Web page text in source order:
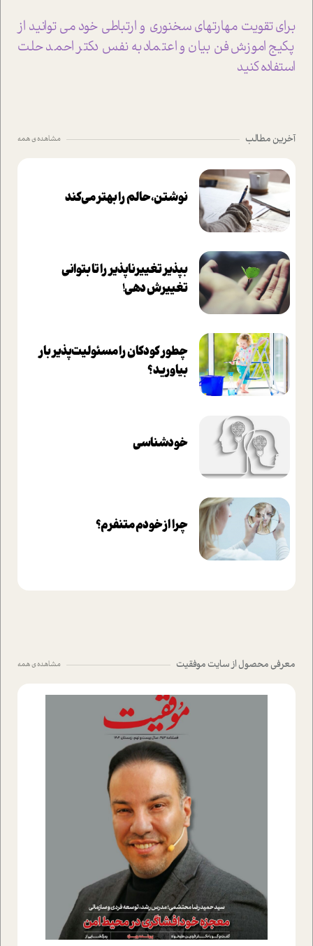
برای تقویت مهارتهای سخنوری و ارتباطی خود می توانید از
پکیج اموزش فن بیان و اعتماد به نفس دکتر احمد حلت
استفاده کنید
آخرین مطالب مشاهده ی همه
نوشتن، حالم را بهتر می‌کند
بپذير تغييرناپذير را تا بتواني
تغييرش دهي!‏
چطور کودکان را مسئولیت‌پذیر بار
بیاورید؟
خودشناسی
چرا از خودم متنفرم؟
معرفی محصول از سایت موفقیت مشاهده ی همه